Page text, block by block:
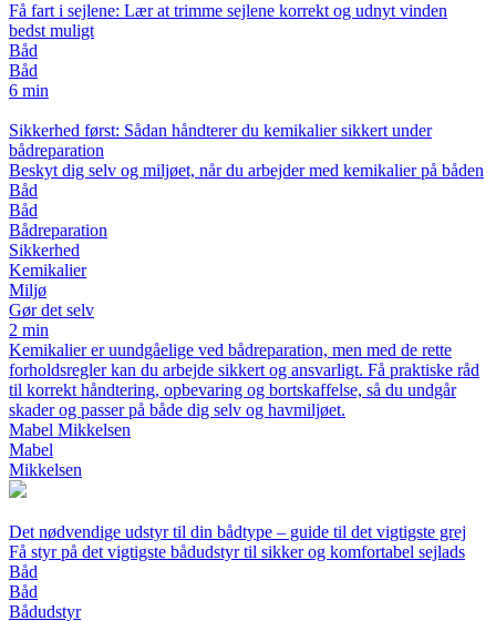
Få fart i sejlene: Lær at trimme sejlene korrekt og udnyt vinden
bedst muligt
Båd
Båd
6 min
Sikkerhed først: Sådan håndterer du kemikalier sikkert under
bådreparation
Beskyt dig selv og miljøet, når du arbejder med kemikalier på båden
Båd
Båd
Bådreparation
Sikkerhed
Kemikalier
Miljø
Gør det selv
2 min
Kemikalier er uundgåelige ved bådreparation, men med de rette
forholdsregler kan du arbejde sikkert og ansvarligt. Få praktiske råd
til korrekt håndtering, opbevaring og bortskaffelse, så du undgår
skader og passer på både dig selv og havmiljøet.
Mabel Mikkelsen
Mabel
Mikkelsen
Det nødvendige udstyr til din bådtype – guide til det vigtigste grej
Få styr på det vigtigste bådudstyr til sikker og komfortabel sejlads
Båd
Båd
Bådudstyr